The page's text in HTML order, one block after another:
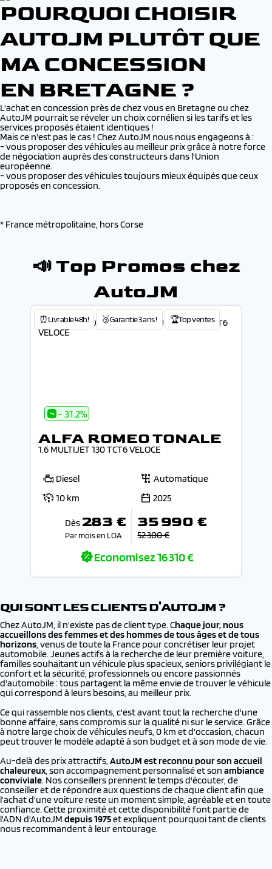
POURQUOI CHOISIR
AUTOJM PLUTÔT QUE
MA CONCESSION
EN BRETAGNE ?
L'achat en concession près de chez vous en Bretagne ou chez
AutoJM pourrait se réveler un choix cornélien si les tarifs et les
services proposés étaient identiques !
Mais ce n'est pas le cas ! Chez AutoJM nous nous engageons à :
- vous proposer des véhicules au meilleur prix grâce à notre force
de négociation auprès des constructeurs dans l'Union
européenne.
- vous proposer des véhicules toujours mieux équipés que ceux
proposés en concession.
* France métropolitaine, hors Corse
📣 Top Promos chez
AutoJM
⏰Livrable 48h! 🥉Garantie 3 ans ! 🏆Top ventes
- 31.2%
ALFA ROMEO TONALE
1.6 MULTIJET 130 TCT6 VELOCE
Diesel
Automatique
10 km
2025
Dès 283 €
Par mois en LOA
35 990 €
52 300 €
Economisez16 310 €
QUI SONT LES CLIENTS D'AUTOJM ?
Chez AutoJM, il n'existe pas de client type. Chaque jour, nous
accueillons des femmes et des hommes de tous âges et de tous
horizons, venus de toute la France pour concrétiser leur projet
automobile. Jeunes actifs à la recherche de leur première voiture,
familles souhaitant un véhicule plus spacieux, seniors privilégiant le
confort et la sécurité, professionnels ou encore passionnés
d'automobile : tous partagent la même envie de trouver le véhicule
qui correspond à leurs besoins, au meilleur prix.
Ce qui rassemble nos clients, c'est avant tout la recherche d'une
bonne affaire, sans compromis sur la qualité ni sur le service. Grâce
à notre large choix de véhicules neufs, 0 km et d'occasion, chacun
peut trouver le modèle adapté à son budget et à son mode de vie.
Au-delà des prix attractifs, AutoJM est reconnu pour son accueil
chaleureux, son accompagnement personnalisé et son ambiance
conviviale. Nos conseillers prennent le temps d'écouter, de
conseiller et de répondre aux questions de chaque client afin que
l'achat d'une voiture reste un moment simple, agréable et en toute
confiance. Cette proximité et cette disponibilité font partie de
l'ADN d'AutoJM depuis 1975et expliquent pourquoi tant de clients
nous recommandent à leur entourage.